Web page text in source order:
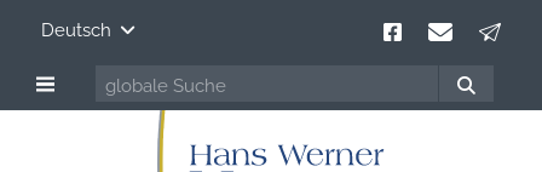
Deutsch